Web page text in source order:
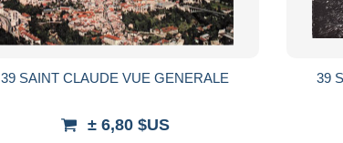
39 SAINT CLAUDE VUE GENERALE
± 6,80 $US
39